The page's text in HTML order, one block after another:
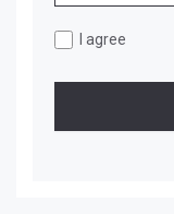
I agree